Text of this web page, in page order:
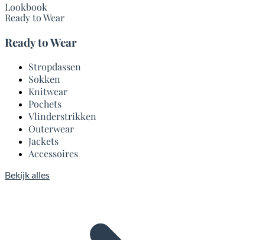
Lookbook
Ready to Wear
Ready to Wear
Stropdassen
Sokken
Knitwear
Pochets
Vlinderstrikken
Outerwear
Jackets
Accessoires
Bekijk alles